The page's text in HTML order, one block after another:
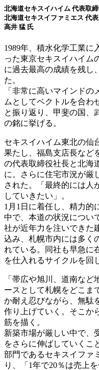
北海道セキスイハイム 代表取
北海道セキスイファミエス 代
高井 猛 氏
1989年、積水化学工業に
った東京セキスイハイム
に過去最高の成績を残し
た。
「非常に高いマインド
ムとしてベクトルを合わ
と振り返り、甲斐の国、
の銘に挙げる。
セキスイハイム東北の仙
果たし、福島支店長など
の代表取締役社長と北海
に。さらに住宅市況が厳
された。「最終的には人
していきたい」。
1月1日に着任し、精力的
中で、本道の状況につい
社が近年力を注いできた
込み、札幌市内には多く
れている。同社も早急に
を仕入れるサイクルを回
「帯広や旭川、道南な
ースとして札幌をどこま
か耐え忍びながら、無駄
作り上げていく。そこか
筋を描く。
新築市場が厳しい中で、
をさらに伸ばしていくこ
部門であるセキスイファ
り、「1年で20％は売上